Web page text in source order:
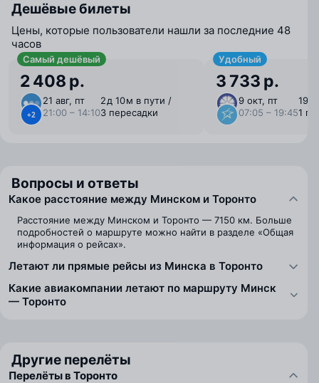
Дешёвые билеты
Цены, которые пользователи нашли за последние 48
часов
Самый дешёвый
2 408 р.
+2
21 авг, пт
21:00 – 14:10
2 ⁠д 10 ⁠м в пути /
3 пересадки
Удобный
3 733 р.
9 окт, пт
07:05 – 19:45
19 ⁠ч
1
Вопросы и ответы
Какое расстояние между Минском и Торонто
Расстояние между Минском и Торонто — 7150 км. Больше
подробностей о маршруте можно найти в разделе «Общая
информация о рейсах».
Летают ли прямые рейсы из Минска в Торонто
Какие авиакомпании летают по маршруту Минск
— Торонто
Другие перелёты
Перелёты в Торонто